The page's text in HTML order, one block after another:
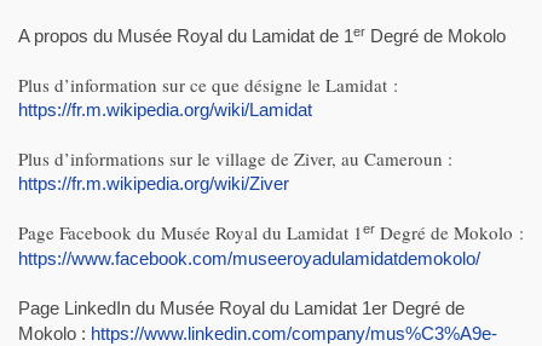
A propos du Musée Royal du Lamidat de 1er Degré de Mokolo
Plus d’information sur ce que désigne le Lamidat :
https://fr.m.wikipedia.org/wiki/Lamidat
Plus d’informations sur le village de Ziver, au Cameroun :
https://fr.m.wikipedia.org/wiki/Ziver
Page Facebook du Musée Royal du Lamidat 1er Degré de Mokolo :
https://www.facebook.com/museeroyadulamidatdemokolo/
Page LinkedIn du Musée Royal du Lamidat 1er Degré de
Mokolo : https://www.linkedin.com/company/mus%C3%A9e-